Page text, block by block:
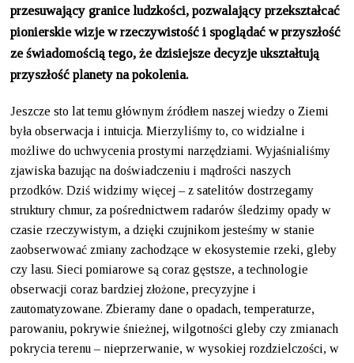
przesuwający granice ludzkości, pozwalający przekształcać
pionierskie wizje w rzeczywistość i spoglądać w przyszłość
ze świadomością tego, że dzisiejsze decyzje ukształtują
przyszłość planety na pokolenia.
Jeszcze sto lat temu głównym źródłem naszej wiedzy o Ziemi
była obserwacja i intuicja. Mierzyliśmy to, co widzialne i
możliwe do uchwycenia prostymi narzędziami. Wyjaśnialiśmy
zjawiska bazując na doświadczeniu i mądrości naszych
przodków. Dziś widzimy więcej – z satelitów dostrzegamy
struktury chmur, za pośrednictwem radarów śledzimy opady w
czasie rzeczywistym, a dzięki czujnikom jesteśmy w stanie
zaobserwować zmiany zachodzące w ekosystemie rzeki, gleby
czy lasu. Sieci pomiarowe są coraz gęstsze, a technologie
obserwacji coraz bardziej złożone, precyzyjne i
zautomatyzowane. Zbieramy dane o opadach, temperaturze,
parowaniu, pokrywie śnieżnej, wilgotności gleby czy zmianach
pokrycia terenu – nieprzerwanie, w wysokiej rozdzielczości, w